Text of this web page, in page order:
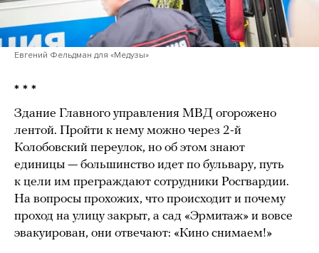
Евгений Фельдман для «Медузы»
* * *
Здание Главного управления МВД огорожено
лентой. Пройти к нему можно через 2-й
Колобовский переулок, но об этом знают
единицы — большинство идет по бульвару, путь
к цели им преграждают сотрудники Росгвардии.
На вопросы прохожих, что происходит и почему
проход на улицу закрыт, а сад «Эрмитаж» и вовсе
эвакуирован, они отвечают: «Кино снимаем!»